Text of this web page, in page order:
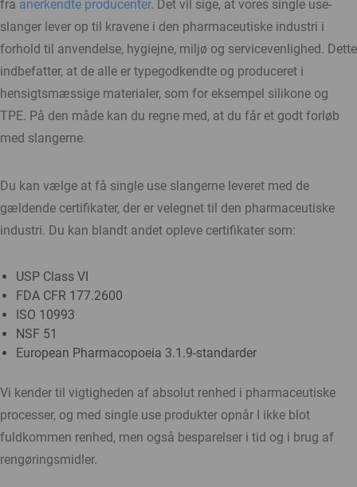
fra anerkendte producenter. Det vil sige, at vores single use-
slanger lever op til kravene i den pharmaceutiske industri i
forhold til anvendelse, hygiejne, miljø og servicevenlighed. Dette
indbefatter, at de alle er typegodkendte og produceret i
hensigtsmæssige materialer, som for eksempel silikone og
TPE. På den måde kan du regne med, at du får et godt forløb
med slangerne.
Du kan vælge at få single use slangerne leveret med de
gældende certifikater, der er velegnet til den pharmaceutiske
industri. Du kan blandt andet opleve certifikater som:
USP Class VI
FDA CFR 177.2600
ISO 10993
NSF 51
European Pharmacopoeia 3.1.9-standarder
Vi kender til vigtigheden af absolut renhed i pharmaceutiske
processer, og med single use produkter opnår I ikke blot
fuldkommen renhed, men også besparelser i tid og i brug af
rengøringsmidler.